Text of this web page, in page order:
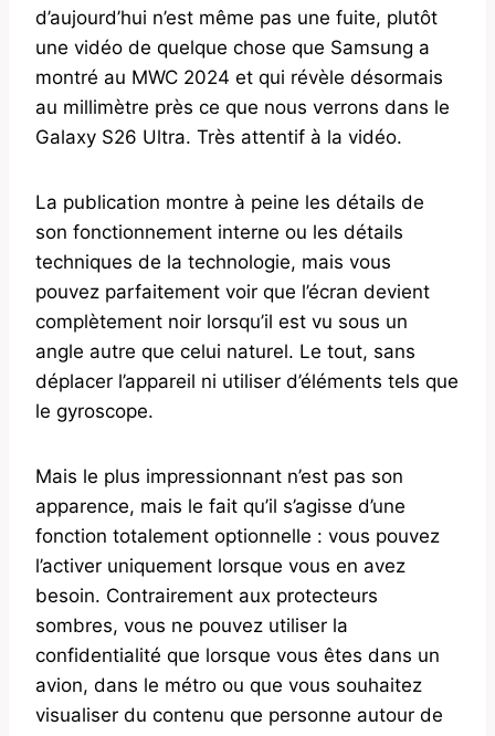
d’aujourd’hui n’est même pas une fuite, plutôt
une vidéo de quelque chose que Samsung a
montré au MWC 2024 et qui révèle désormais
au millimètre près ce que nous verrons dans le
Galaxy S26 Ultra. Très attentif à la vidéo.
La publication montre à peine les détails de
son fonctionnement interne ou les détails
techniques de la technologie, mais vous
pouvez parfaitement voir que l’écran devient
complètement noir lorsqu’il est vu sous un
angle autre que celui naturel. Le tout, sans
déplacer l’appareil ni utiliser d’éléments tels que
le gyroscope.
Mais le plus impressionnant n’est pas son
apparence, mais le fait qu’il s’agisse d’une
fonction totalement optionnelle : vous pouvez
l’activer uniquement lorsque vous en avez
besoin. Contrairement aux protecteurs
sombres, vous ne pouvez utiliser la
confidentialité que lorsque vous êtes dans un
avion, dans le métro ou que vous souhaitez
visualiser du contenu que personne autour de